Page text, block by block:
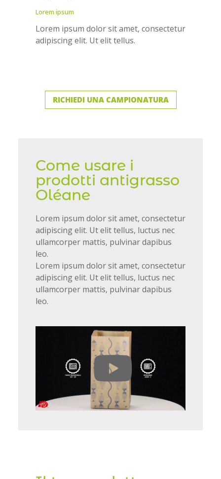
Lorem ipsum
Lorem ipsum dolor sit amet, consectetur
adipiscing elit. Ut elit tellus.
RICHIEDI UNA CAMPIONATURA
Come usare i
prodotti antigrasso
Oléane
Lorem ipsum dolor sit amet, consectetur
adipiscing elit. Ut elit tellus, luctus nec
ullamcorper mattis, pulvinar dapibus
leo.
Lorem ipsum dolor sit amet, consectetur
adipiscing elit. Ut elit tellus, luctus nec
ullamcorper mattis, pulvinar dapibus
leo.